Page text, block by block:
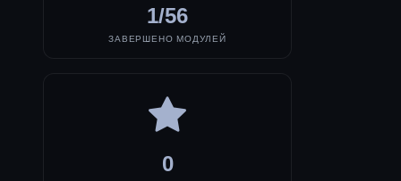
1/56
ЗАВЕРШЕНО МОДУЛЕЙ
0